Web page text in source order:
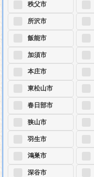
秩父市
所沢市
飯能市
加須市
本庄市
東松山市
春日部市
狭山市
羽生市
鴻巣市
深谷市